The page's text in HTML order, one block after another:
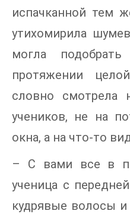
испачканной тем
утихомирила
могла
протяжении
словно
учеников, не на
окна, а на что-то
– С вами все в
ученица с
кудрявые волосы